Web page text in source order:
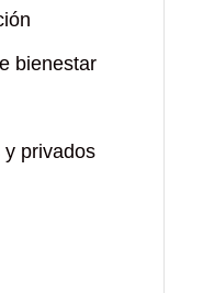
bienestar
y privados